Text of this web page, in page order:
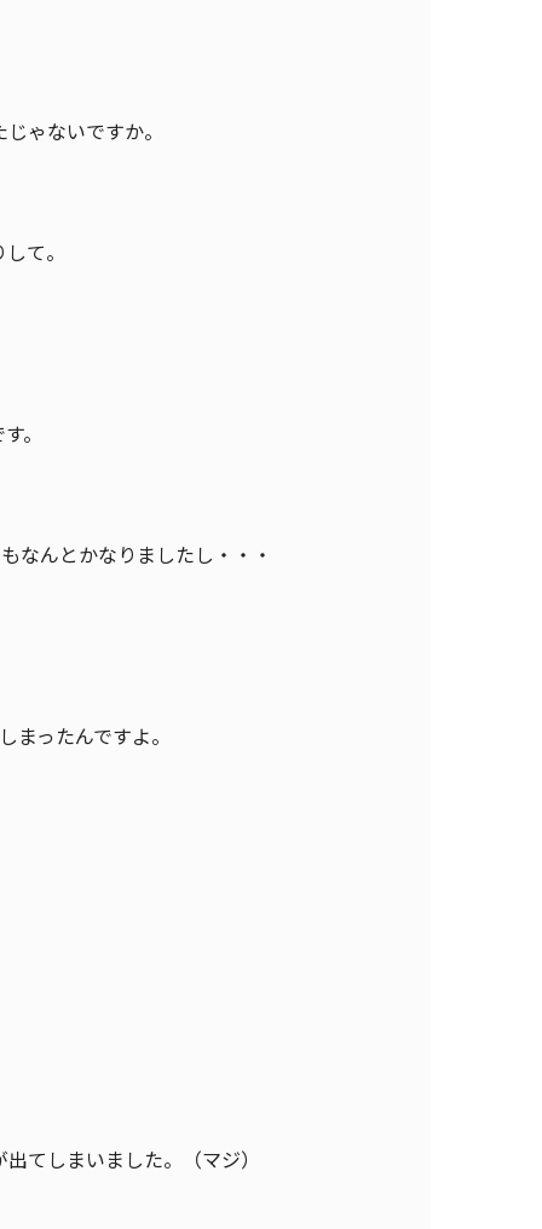
ゃないですか。
て。
。
なんとかなりましたし・・・
ったんですよ。
てしまいました。（マジ）